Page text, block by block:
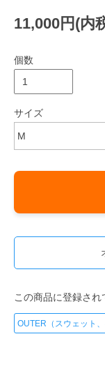
11,000円(内
個数
サイズ
この商品に登録され
OUTER（スウェット、